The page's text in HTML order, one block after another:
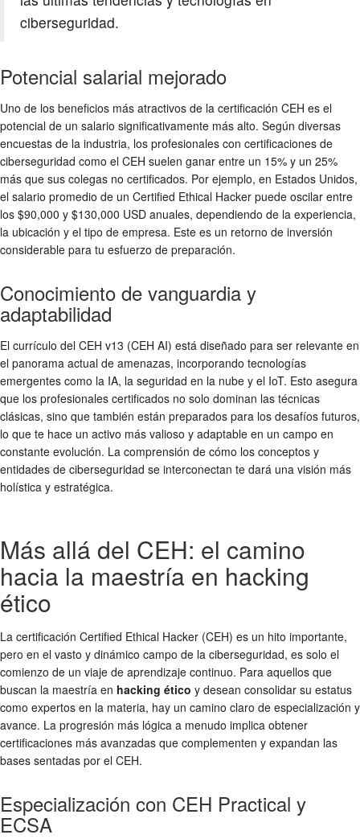
ciberseguridad.
Potencial salarial mejorado
Uno de los beneficios más atractivos de la certificación CEH es el
potencial de un salario significativamente más alto. Según diversas
encuestas de la industria, los profesionales con certificaciones de
ciberseguridad como el CEH suelen ganar entre un 15% y un 25%
más que sus colegas no certificados. Por ejemplo, en Estados Unidos,
el salario promedio de un Certified Ethical Hacker puede oscilar entre
los $90,000 y $130,000 USD anuales, dependiendo de la experiencia,
la ubicación y el tipo de empresa. Este es un retorno de inversión
considerable para tu esfuerzo de preparación.
Conocimiento de vanguardia y
adaptabilidad
El currículo del CEH v13 (CEH AI) está diseñado para ser relevante en
el panorama actual de amenazas, incorporando tecnologías
emergentes como la IA, la seguridad en la nube y el IoT. Esto asegura
que los profesionales certificados no solo dominan las técnicas
clásicas, sino que también están preparados para los desafíos futuros,
lo que te hace un activo más valioso y adaptable en un campo en
constante evolución. La comprensión de cómo los conceptos y
entidades de ciberseguridad se interconectan te dará una visión más
holística y estratégica.
Más allá del CEH: el camino
hacia la maestría en hacking
ético
La certificación Certified Ethical Hacker (CEH) es un hito importante,
pero en el vasto y dinámico campo de la ciberseguridad, es solo el
comienzo de un viaje de aprendizaje continuo. Para aquellos que
buscan la maestría en hacking ético y desean consolidar su estatus
como expertos en la materia, hay un camino claro de especialización y
avance. La progresión más lógica a menudo implica obtener
certificaciones más avanzadas que complementen y expandan las
bases sentadas por el CEH.
Especialización con CEH Practical y
ECSA